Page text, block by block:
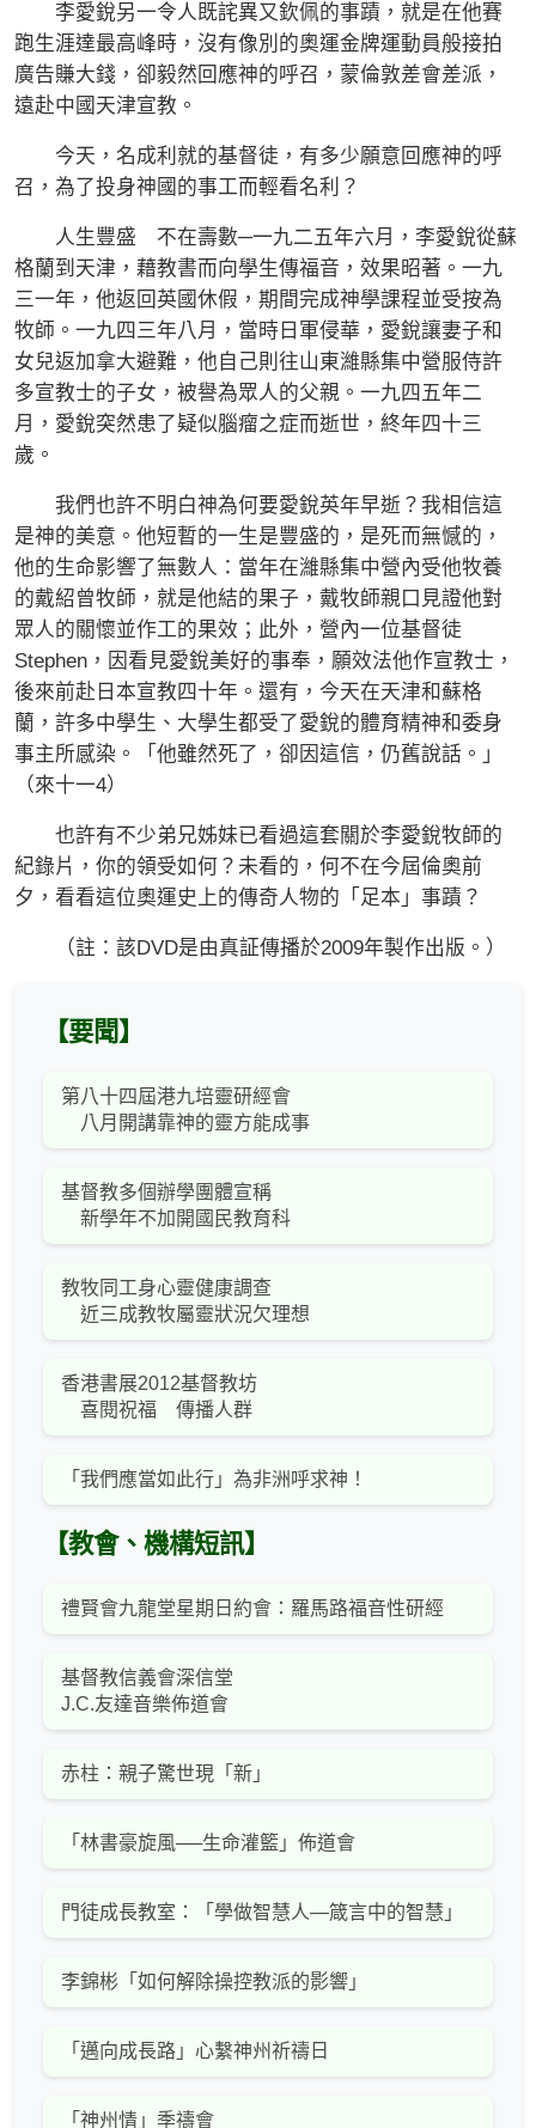
李愛銳另一令人既詫異又欽佩的事蹟，就是在他賽
跑生涯達最高峰時，沒有像別的奧運金牌運動員般接拍
廣告賺大錢，卻毅然回應神的呼召，蒙倫敦差會差派，
遠赴中國天津宣教。
今天，名成利就的基督徒，有多少願意回應神的呼
召，為了投身神國的事工而輕看名利？
人生豐盛 不在壽數─一九二五年六月，李愛銳從蘇
格蘭到天津，藉教書而向學生傳福音，效果昭著。一九
三一年，他返回英國休假，期間完成神學課程並受按為
牧師。一九四三年八月，當時日軍侵華，愛銳讓妻子和
女兒返加拿大避難，他自己則往山東濰縣集中營服侍許
多宣教士的子女，被譽為眾人的父親。一九四五年二
月，愛銳突然患了疑似腦瘤之症而逝世，終年四十三
歲。
我們也許不明白神為何要愛銳英年早逝？我相信這
是神的美意。他短暫的一生是豐盛的，是死而無憾的，
他的生命影響了無數人：當年在濰縣集中營內受他牧養
的戴紹曾牧師，就是他結的果子，戴牧師親口見證他對
眾人的關懷並作工的果效；此外，營內一位基督徒
Stephen，因看見愛銳美好的事奉，願效法他作宣教士，
後來前赴日本宣教四十年。還有，今天在天津和蘇格
蘭，許多中學生、大學生都受了愛銳的體育精神和委身
事主所感染。「他雖然死了，卻因這信，仍舊說話。」
（來十一4）
也許有不少弟兄姊妹已看過這套關於李愛銳牧師的
紀錄片，你的領受如何？未看的，何不在今屆倫奧前
夕，看看這位奧運史上的傳奇人物的「足本」事蹟？
（註：該DVD是由真証傳播於2009年製作出版。）
【要聞】
第八十四屆港九培靈研經會
八月開講靠神的靈方能成事
基督教多個辦學團體宣稱
新學年不加開國民教育科
教牧同工身心靈健康調查
近三成教牧屬靈狀況欠理想
香港書展2012基督教坊
喜閱祝福 傳播人群
「我們應當如此行」為非洲呼求神！
【教會、機構短訊】
禮賢會九龍堂星期日約會：羅馬路福音性研經
基督教信義會深信堂
J.C.友達音樂佈道會
赤柱：親子驚世現「新」
「林書豪旋風──生命灌籃」佈道會
門徒成長教室：「學做智慧人—箴言中的智慧」
李錦彬「如何解除操控教派的影響」
「邁向成長路」心繫神州祈禱日
「神州情」季禱會